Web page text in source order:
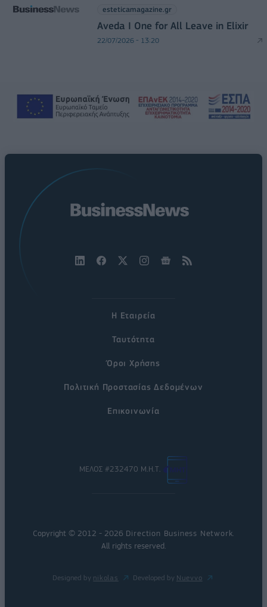
esteticamagazine.gr
Aveda I One for All Leave in Elixir
22/07/2026 - 13:20
Η Εταιρεία
Ταυτότητα
Όροι Χρήσης
Πολιτική Προστασίας Δεδομένων
Επικοινωνία
ΜΕΛΟΣ #232470 Μ.Η.Τ.
Copyright © 2012 - 2026 Direction Business Network
All rights reserved.
Designed by nikolas Developed by Nuevvo